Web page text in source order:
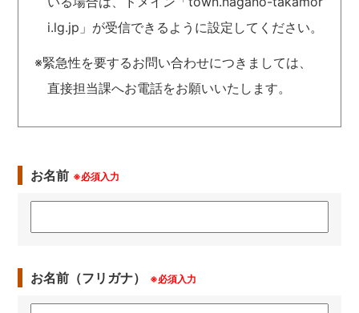
i.lg.jp」が受信できるように設定してください。
※緊急性を要するお問い合わせにつきましては、
直接担当課へお電話をお願いいたします。
お名前 ※必須入力
お名前（フリガナ） ※必須入力